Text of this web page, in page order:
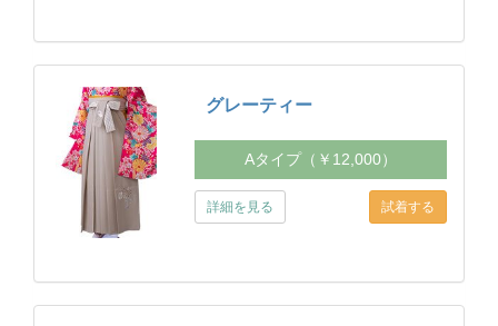
グレーティー
Aタイプ（￥12,000）
詳細を見る